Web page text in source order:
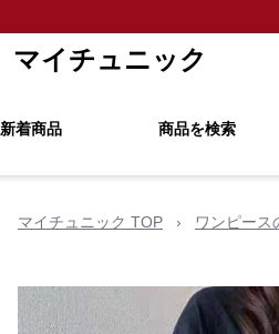
マイチュニック
新着商品 商品を検索
マイチュニック TOP › ワンピース